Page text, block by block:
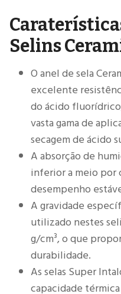
Selins
O anel de sela
excelente
do ácido
vasta gama de
secagem de ácido
A absorção de
inferior a meio por
desempenho
A gravidade
utilizado nestes
g/cm³, o que
durabilidade.
As selas Super
capacidade